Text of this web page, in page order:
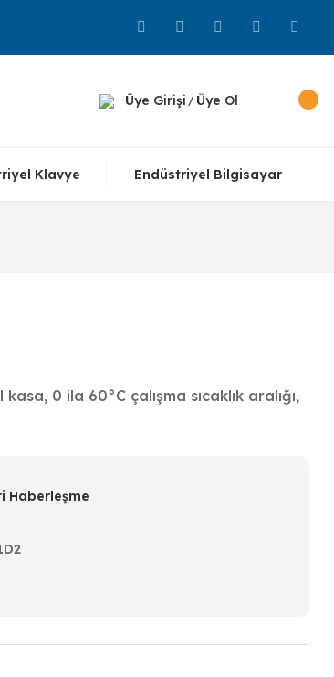
Üye Girişi / Üye Ol
Klavye Endüstriyel Bilgisayar
0 ila 60°C çalışma sıcaklık aralığı,
Haberleşme